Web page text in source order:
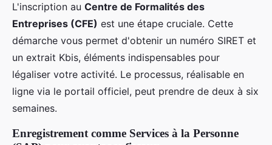
L'inscription au Centre de Formalités des
Entreprises (CFE) est une étape cruciale. Cette
démarche vous permet d'obtenir un numéro SIRET et
un extrait Kbis, éléments indispensables pour
légaliser votre activité. Le processus, réalisable en
ligne via le portail officiel, peut prendre de deux à six
semaines.
Enregistrement comme Services à la Personne